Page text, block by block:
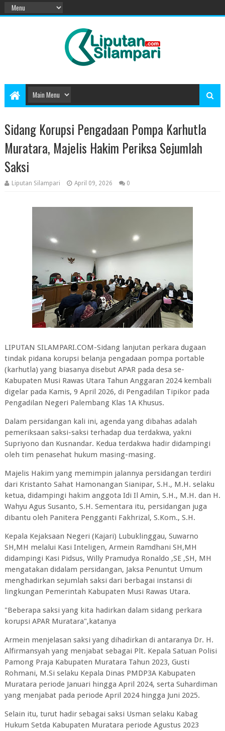
Sidang Korupsi Pengadaan Pompa Karhutla
Muratara, Majelis Hakim Periksa Sejumlah
Saksi
Liputan Silampari April 09, 2026 0
LIPUTAN SILAMPARI.COM-Sidang lanjutan perkara dugaan
tindak pidana korupsi belanja pengadaan pompa portable
(karhutla) yang biasanya disebut APAR pada desa se-
Kabupaten Musi Rawas Utara Tahun Anggaran 2024 kembali
digelar pada Kamis, 9 April 2026, di Pengadilan Tipikor pada
Pengadilan Negeri Palembang Klas 1A Khusus.
Dalam persidangan kali ini, agenda yang dibahas adalah
pemeriksaan saksi-saksi terhadap dua terdakwa, yakni
Supriyono dan Kusnandar. Kedua terdakwa hadir didampingi
oleh tim penasehat hukum masing-masing.
Majelis Hakim yang memimpin jalannya persidangan terdiri
dari Kristanto Sahat Hamonangan Sianipar, S.H., M.H. selaku
ketua, didampingi hakim anggota Idi Il Amin, S.H., M.H. dan H.
Wahyu Agus Susanto, S.H. Sementara itu, persidangan juga
dibantu oleh Panitera Pengganti Fakhrizal, S.Kom., S.H.
Kepala Kejaksaan Negeri (Kajari) Lubuklinggau, Suwarno
SH,MH melalui Kasi Inteligen, Armein Ramdhani SH,MH
didampingi Kasi Pidsus, Willy Pramudya Ronaldo ,SE ,SH, MH
mengatakan didalam persidangan, Jaksa Penuntut Umum
menghadirkan sejumlah saksi dari berbagai instansi di
lingkungan Pemerintah Kabupaten Musi Rawas Utara.
"Beberapa saksi yang kita hadirkan dalam sidang perkara
korupsi APAR Muratara",katanya
Armein menjelasan saksi yang dihadirkan di antaranya Dr. H.
Alfirmansyah yang menjabat sebagai Plt. Kepala Satuan Polisi
Pamong Praja Kabupaten Muratara Tahun 2023, Gusti
Rohmani, M.Si selaku Kepala Dinas PMDP3A Kabupaten
Muratara periode Januari hingga April 2024, serta Suhardiman
yang menjabat pada periode April 2024 hingga Juni 2025.
Selain itu, turut hadir sebagai saksi Usman selaku Kabag
Hukum Setda Kabupaten Muratara periode Agustus 2023